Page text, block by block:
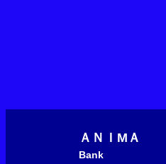
ＡＮＩМＡ
Bank